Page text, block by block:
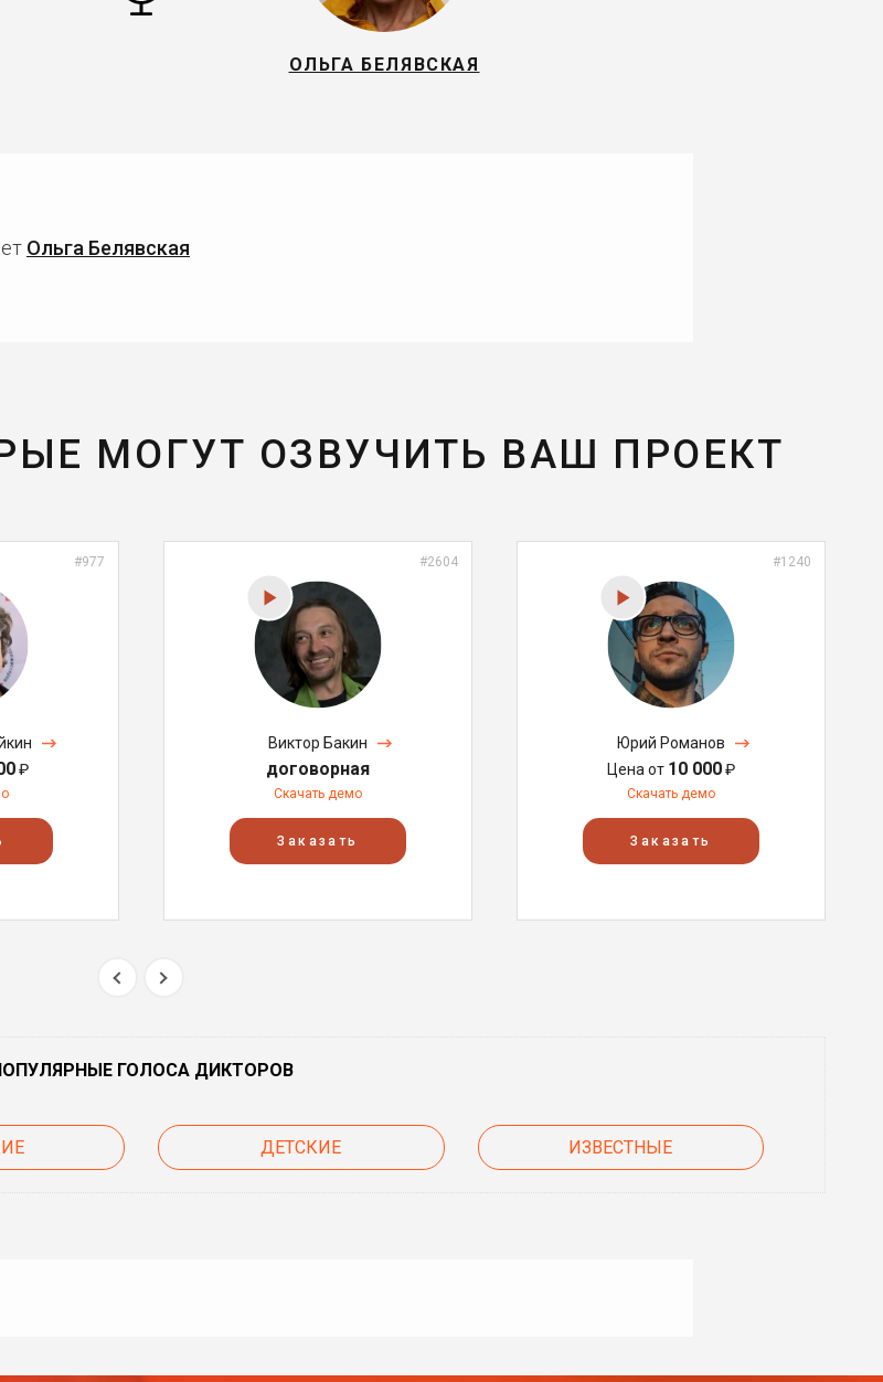
ОЛЬГА БЕЛЯВСКАЯ
Ольга Белявская
МОГУТ ОЗВУЧИТЬ ВАШ ПРОЕКТ
#977
₽
#2604
Виктор Бакин
договорная
Скачать демо
Заказать
#1240
Юрий Романов
Цена от 10 000₽
Скачать демо
Заказать
ГОЛОСА ДИКТОРОВ
ДЕТСКИЕ ИЗВЕСТНЫЕ